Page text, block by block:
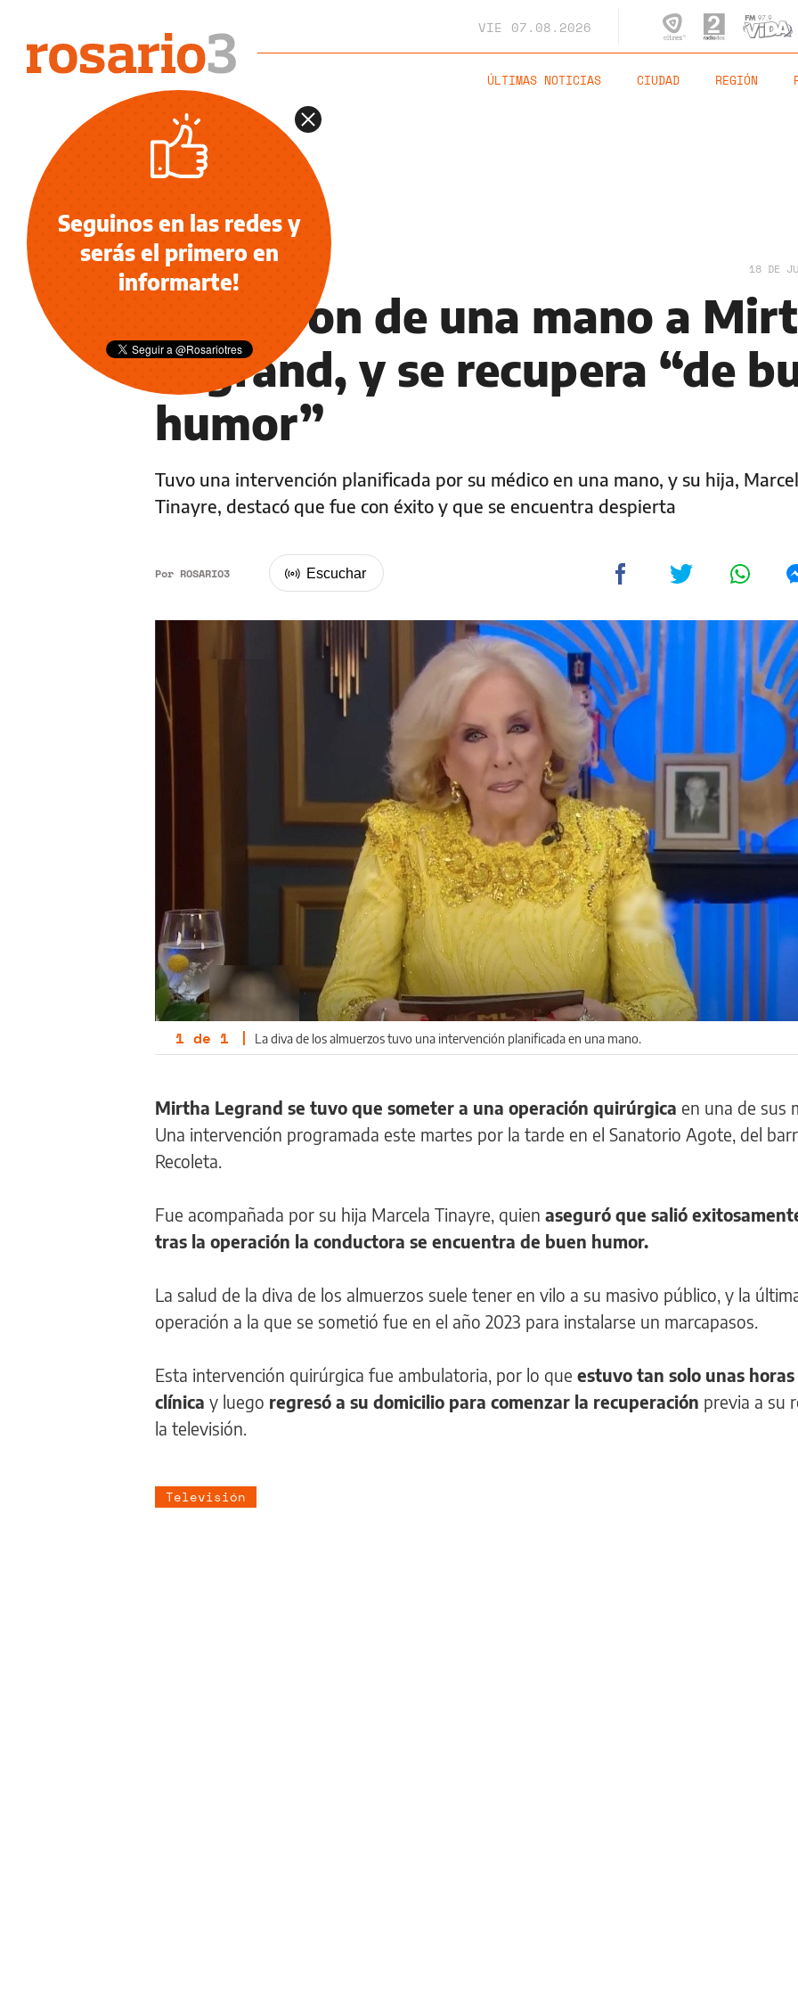
VIE 07.08.2026
ÚLTIMAS NOTICIAS CIUDAD REGIÓN
OCIO 18 DE
Operaron de una mano a
Legrand, y se recupera “de
humor”
Tuvo una intervención planificada por su médico en una mano, y su hija,
Tinayre, destacó que fue con éxito y que se encuentra despierta
Por ROSARIO3
1 de 1 | La diva de los almuerzos tuvo una intervención planificada en una mano.
Mirtha Legrand se tuvo que someter a una operación quirúrgica en una de sus
Una intervención programada este martes por la tarde en el Sanatorio Agote, del
Recoleta.
Fue acompañada por su hija Marcela Tinayre, quien aseguró que salió
tras la operación la conductora se encuentra de buen humor.
La salud de la diva de los almuerzos suele tener en vilo a su masivo público, y la
operación a la que se sometió fue en el año 2023 para instalarse un marcapasos.
Esta intervención quirúrgica fue ambulatoria, por lo que estuvo tan solo unas
clínica y luego regresó a su domicilio para comenzar la recuperación previa a su
la televisión.
Televisión
Seguinos en las redes y
serás el primero en
informarte!